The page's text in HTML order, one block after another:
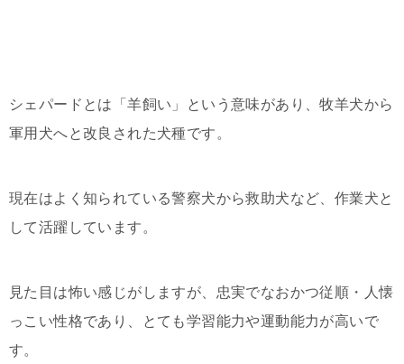
シェパードとは「羊飼い」という意味があり、牧羊犬から
軍用犬へと改良された犬種です。
現在はよく知られている警察犬から救助犬など、作業犬と
して活躍しています。
見た目は怖い感じがしますが、忠実でなおかつ従順・人懐
っこい性格であり、とても学習能力や運動能力が高いで
す。